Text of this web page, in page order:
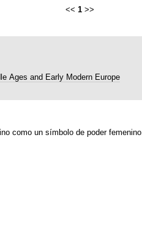
<< 1 >>
Ages and Early Modern Europe
como un símbolo de poder femenino.